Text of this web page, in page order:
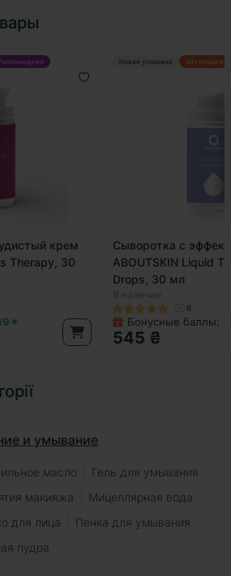
Рекомендуем
крем
Therapy, 30
Новая упаковка Хит продаж
Сыворотка с
ABOUTSKIN Liquid
Drops, 30 мл
В наличии
6
Бонусные баллы:
545 ₴
и умывание
масло
Гель для умывания
макияжа
Мицеллярная вода
для лица
Пенка для умывания
пудра